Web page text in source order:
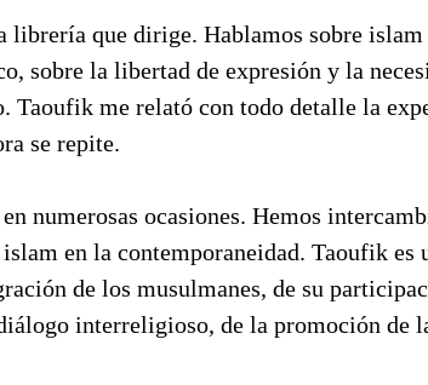
librería que dirige. Hablamos sobre
sobre la libertad de expresión y la
Taoufik me relató con todo detalle la
se repite.
numerosas ocasiones. Hemos
en la contemporaneidad. Taoufik es
de los musulmanes, de su
interreligioso, de la promoción de